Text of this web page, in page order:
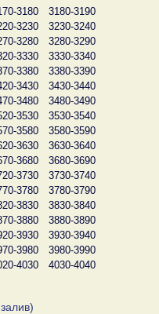
3180
3180-3190
3230
3230-3240
3280
3280-3290
3330
3330-3340
3380
3380-3390
3430
3430-3440
3480
3480-3490
3530
3530-3540
3580
3580-3590
3630
3630-3640
3680
3680-3690
3730
3730-3740
3780
3780-3790
3830
3830-3840
3880
3880-3890
3930
3930-3940
3980
3980-3990
4030
4030-4040